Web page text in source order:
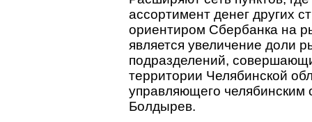
ассортимент денег других
ориентиром Сбербанка на
является увеличение доли
подразделений,
территории Челябинской
управляющего челябинским
Болдырев.